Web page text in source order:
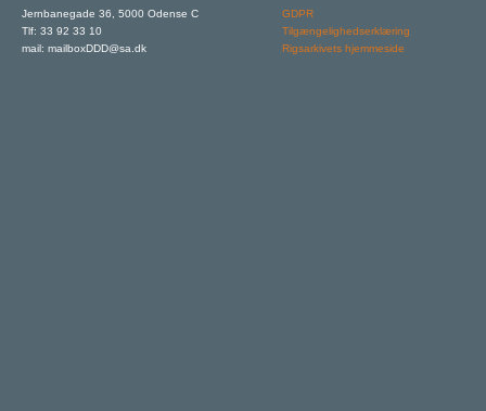
Jernbanegade 36, 5000 Odense C
Tlf: 33 92 33 10
mail: mailboxDDD@sa.dk
GDPR
Tilgængelighedserklæring
Rigsarkivets hjemmeside